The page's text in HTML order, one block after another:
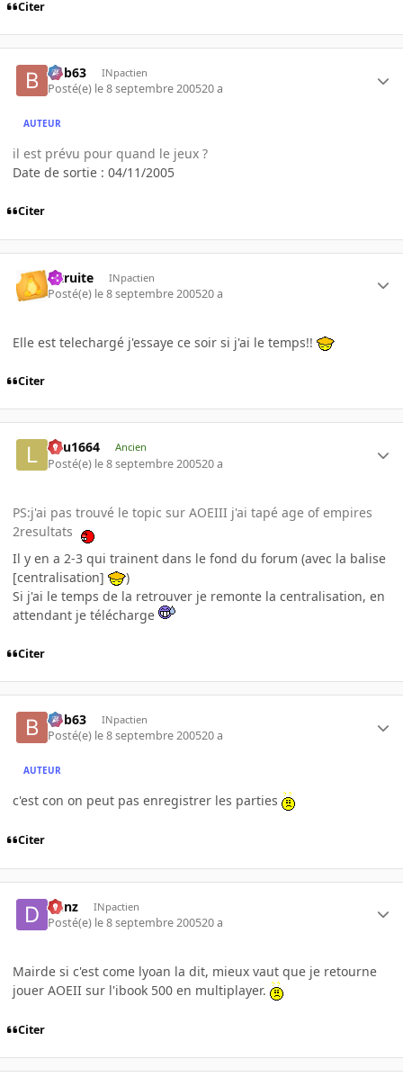
Citer
bob63 INpactien
Posté(e) le 8 septembre 200520 a
AUTEUR
il est prévu pour quand le jeux ?
Date de sortie : 04/11/2005
Citer
latruite INpactien
Posté(e) le 8 septembre 200520 a
Elle est telechargé j'essaye ce soir si j'ai le temps!!
Citer
lulu1664 Ancien
Posté(e) le 8 septembre 200520 a
PS:j'ai pas trouvé le topic sur AOEIII j'ai tapé age of empires
2resultats
Il y en a 2-3 qui trainent dans le fond du forum (avec la balise
[centralisation]
)
Si j'ai le temps de la retrouver je remonte la centralisation, en
attendant je télécharge
Citer
bob63 INpactien
Posté(e) le 8 septembre 200520 a
AUTEUR
c'est con on peut pas enregistrer les parties
Citer
Denz INpactien
Posté(e) le 8 septembre 200520 a
Mairde si c'est come lyoan la dit, mieux vaut que je retourne
jouer AOEII sur l'ibook 500 en multiplayer.
Citer